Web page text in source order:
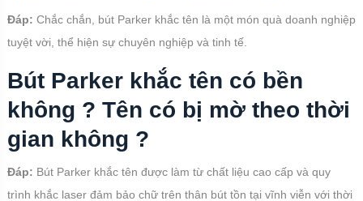
Đáp: Chắc chắn, bút Parker khắc tên là một món quà doanh nghiệp
tuyệt vời, thể hiện sự chuyên nghiệp và tinh tế.
Bút Parker khắc tên có bền
không ? Tên có bị mờ theo thời
gian không ?
Đáp: Bút Parker khắc tên được làm từ chất liệu cao cấp và quy
trình khắc laser đảm bảo chữ trên thân bút tồn tại vĩnh viễn với thời